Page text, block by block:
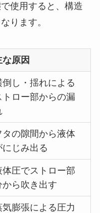
使用すると、構造
ります。
な原因
倒し・揺れによる
トロー部からの漏
タの隙間から液体
にじみ出る
体圧でストロー部
から吹き出す
気膨張による圧力